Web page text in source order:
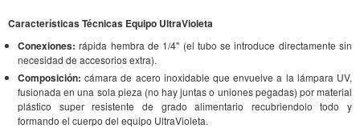
Características Técnicas Equipo UltraVioleta
Conexiones: rápida hembra de 1/4" (el tubo se introduce directamente sin
necesidad de accesorios extra).
Composición: cámara de acero inoxidable que envuelve a la lámpara UV,
fusionada en una sola pieza (no hay juntas o uniones pegadas) por material
plástico super resistente de grado alimentario recubriendolo todo y
formando el cuerpo del equipo UltraVioleta.